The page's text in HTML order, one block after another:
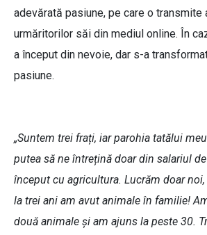
adevărată pasiune, pe care o transmite
urmăritorilor săi din mediul online. În
a început din nevoie, dar s-a
pasiune.
„Suntem trei frați, iar parohia tatălui
putea să ne întrețină doar din salariul
început cu agricultura. Lucrăm doar
la trei ani am avut animale în familie!
două animale și am ajuns la peste 30.